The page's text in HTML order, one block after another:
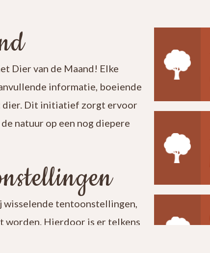
Dier van de Maand! Elke
informatie, boeiende
dier. Dit initiatief zorgt ervoor
natuur op een nog diepere
wisselende tentoonstellingen,
worden. Hierdoor is er telkens